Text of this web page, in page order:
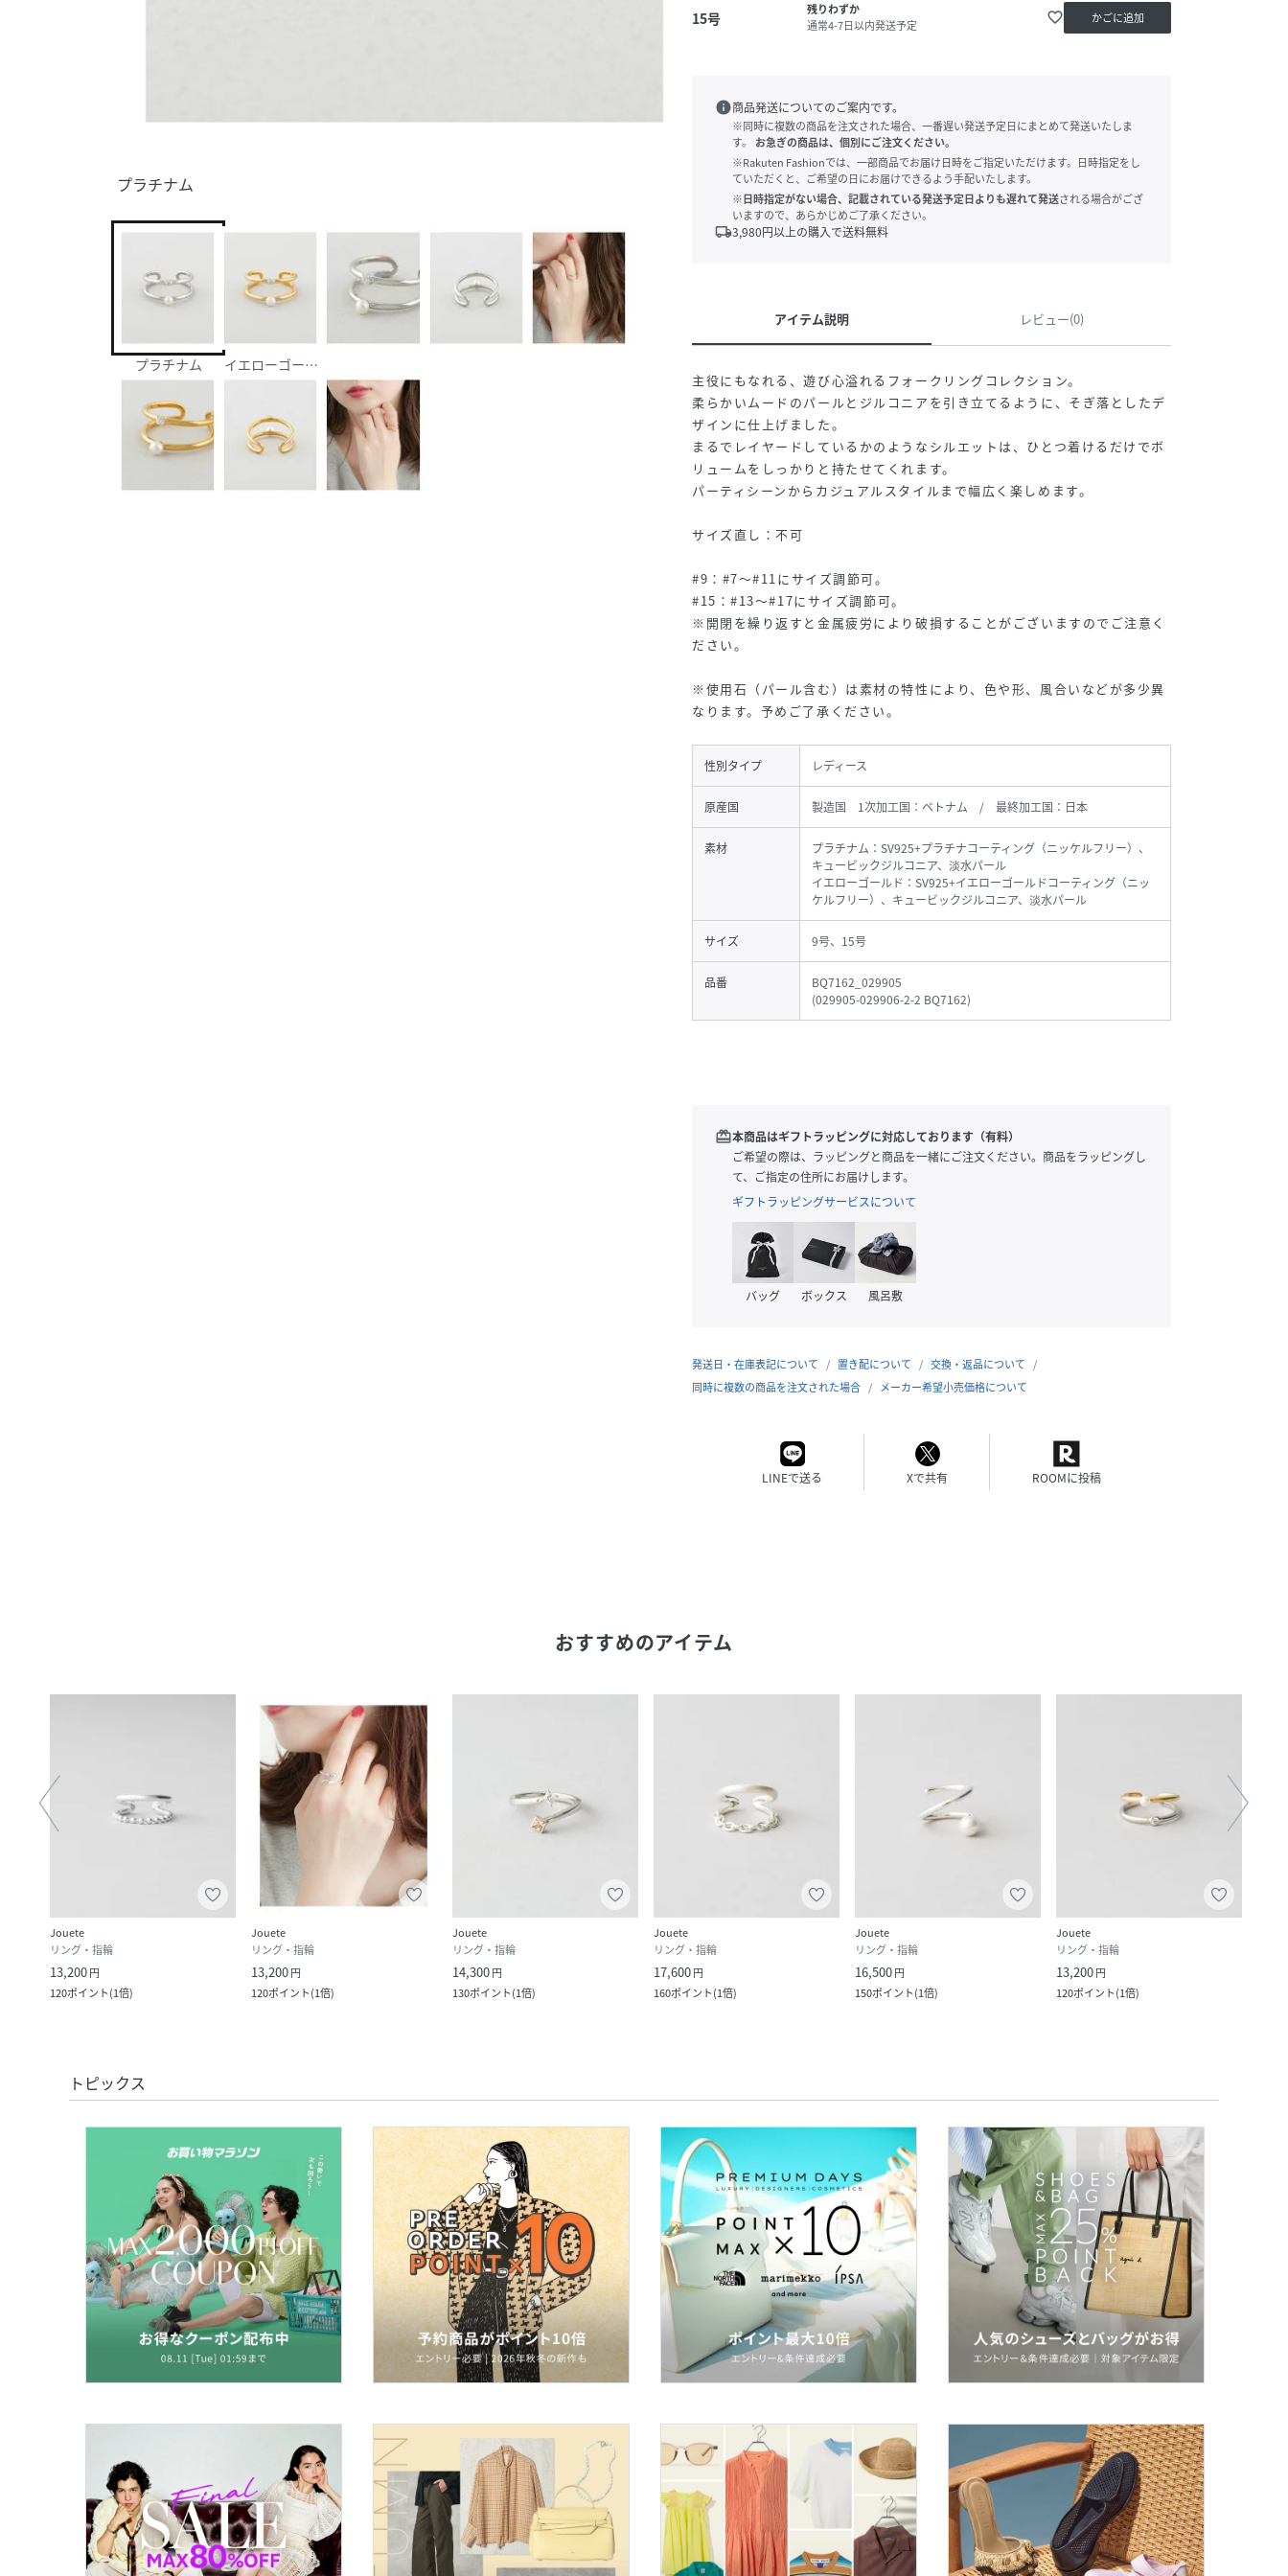
プラチナム
プラチナム イエローゴールド
15号
残りわずか
通常4-7日以内発送予定
favorite_border かごに追加
info商品発送についてのご案内です。
※同時に複数の商品を注文された場合、一番遅い発送予定日にまとめて発送いたしま
す。
お急ぎの商品は、個別にご注文ください。
※Rakuten Fashionでは、一部商品でお届け日時をご指定いただけます。日時指定をし
ていただくと、ご希望の日にお届けできるよう手配いたします。
※日時指定がない場合、記載されている発送予定日よりも遅れて発送される場合がござ
いますので、あらかじめご了承ください。
local_shipping3,980円以上の購入で送料無料
アイテム説明 レビュー(0)
主役にもなれる、遊び心溢れるフォークリングコレクション。
柔らかいムードのパールとジルコニアを引き立てるように、そぎ落としたデ
ザインに仕上げました。
まるでレイヤードしているかのようなシルエットは、ひとつ着けるだけでボ
リュームをしっかりと持たせてくれます。
パーティシーンからカジュアルスタイルまで幅広く楽しめます。
サイズ直し：不可
#9：#7～#11にサイズ調節可。
#15：#13～#17にサイズ調節可。
※開閉を繰り返すと金属疲労により破損することがございますのでご注意く
ださい。
※使用石（パール含む）は素材の特性により、色や形、風合いなどが多少異
なります。予めご了承ください。
性別タイプ レディース
原産国 製造国 1次加工国：ベトナム / 最終加工国：日本
素材
プラチナム：SV925+プラチナコーティング（ニッケルフリー）、
キュービックジルコニア、淡水パール
イエローゴールド：SV925+イエローゴールドコーティング（ニッ
ケルフリー）、キュービックジルコニア、淡水パール
サイズ 9号、15号
品番
BQ7162_029905
(029905-029906-2-2 BQ7162)
redeem本商品はギフトラッピングに対応しております（有料）
ご希望の際は、ラッピングと商品を一緒にご注文ください。商品をラッピングし
て、ご指定の住所にお届けします。
ギフトラッピングサービスについて
バッグ ボックス 風呂敷
発送日・在庫表記について 置き配について
交換・返品について
同時に複数の商品を注文された場合
メーカー希望小売価格について
LINEで送る Xで共有 ROOMに投稿
おすすめのアイテム
Jouete
リング・指輪
13,200円
120ポイント(1倍)
Jouete
リング・指輪
13,200円
120ポイント(1倍)
Jouete
リング・指輪
14,300円
130ポイント(1倍)
Jouete
リング・指輪
17,600円
160ポイント(1倍)
Jouete
リング・指輪
16,500円
150ポイント(1倍)
Jouete
リング・指輪
13,200円
120ポイント(1倍)
トピックス